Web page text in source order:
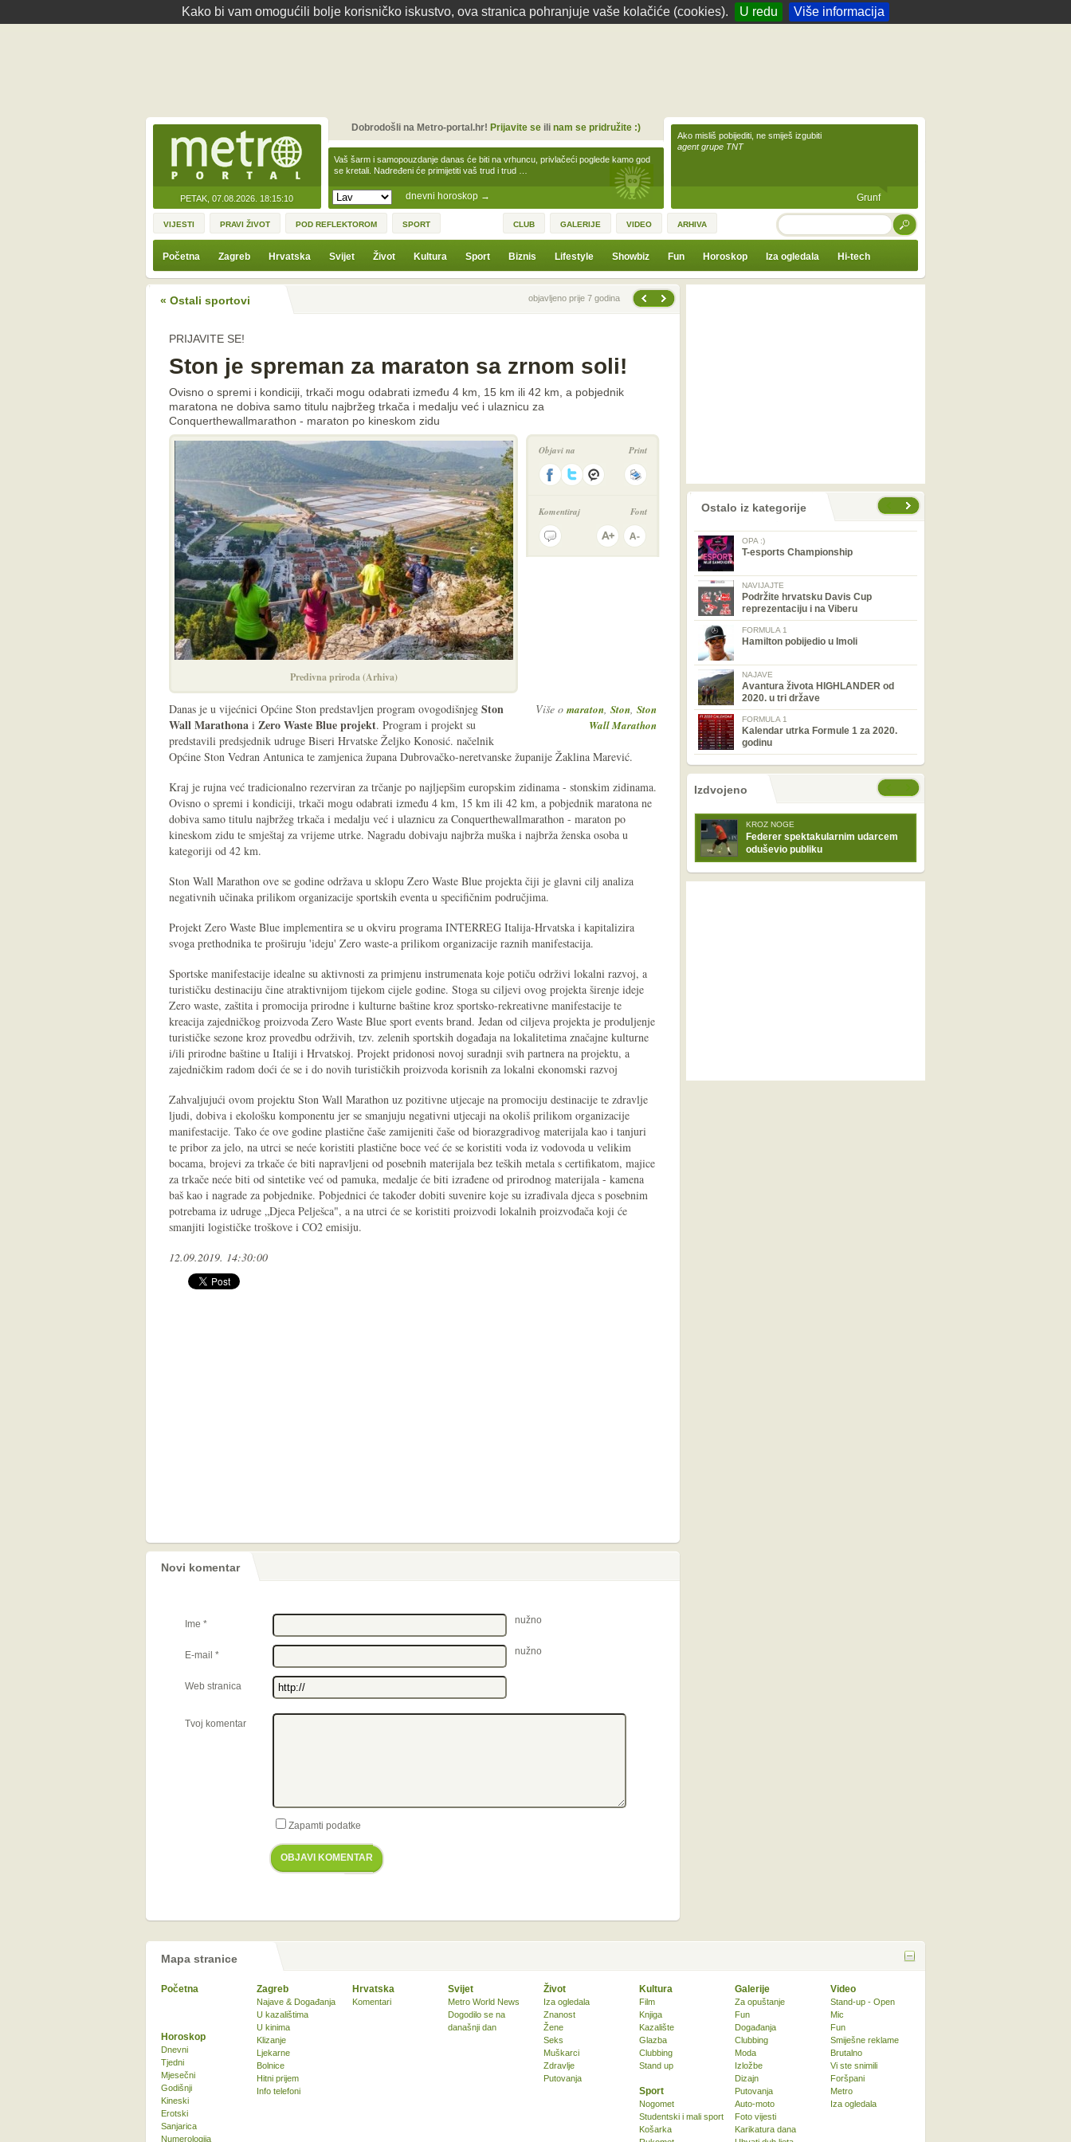
Kako bi vam omogućili bolje korisničko iskustvo, ova stranica pohranjuje vaše kolačiće (cookies). U redu Više informacija
PETAK, 07.08.2026. 18:15:10 dnevni horoskop →
Vaš šarm i samopouzdanje danas će biti na vrhuncu, privlačeći poglede kamo god
se kretali. Nadređeni će primijetiti vaš trud i trud …
Dobrodošli na Metro-portal.hr! Prijavite seili nam se pridružite :)
Ako misliš pobijediti, ne smiješ izgubiti
agent grupe TNT
Grunf
VIJESTI PRAVI ŽIVOT POD REFLEKTOROM SPORT CLUB GALERIJE VIDEO ARHIVA TRAŽI
Početna Zagreb Hrvatska Svijet Život Kultura Sport Biznis Lifestyle Showbiz Fun Horoskop Iza ogledala Hi-tech
« Ostali sportovi objavljeno prije 7 godina
PRIJAVITE SE!
Ston je spreman za maraton sa zrnom soli!
Ovisno o spremi i kondiciji, trkači mogu odabrati između 4 km, 15 km ili 42 km, a pobjednik
maratona ne dobiva samo titulu najbržeg trkača i medalju već i ulaznicu za
Conquerthewallmarathon - maraton po kineskom zidu
Predivna priroda (Arhiva)
Objavi na Print
Komentiraj Font
Više o maraton, Ston, Ston
Wall Marathon
Danas je u vijećnici Općine Ston predstavljen program ovogodišnjeg Ston
Wall Marathona i Zero Waste Blue projekt. Program i projekt su
predstavili predsjednik udruge Biseri Hrvatske Željko Konosić. načelnik
Općine Ston Vedran Antunica te zamjenica župana Dubrovačko-neretvanske županije Žaklina Marević.
Kraj je rujna već tradicionalno rezerviran za trčanje po najljepšim europskim zidinama - stonskim zidinama.
Ovisno o spremi i kondiciji, trkači mogu odabrati između 4 km, 15 km ili 42 km, a pobjednik maratona ne
dobiva samo titulu najbržeg trkača i medalju već i ulaznicu za Conquerthewallmarathon - maraton po
kineskom zidu te smještaj za vrijeme utrke. Nagradu dobivaju najbrža muška i najbrža ženska osoba u
kategoriji od 42 km.
Ston Wall Marathon ove se godine održava u sklopu Zero Waste Blue projekta čiji je glavni cilj analiza
negativnih učinaka prilikom organizacije sportskih eventa u specifičnim područjima.
Projekt Zero Waste Blue implementira se u okviru programa INTERREG Italija-Hrvatska i kapitalizira
svoga prethodnika te proširuju 'ideju' Zero waste-a prilikom organizacije raznih manifestacija.
Sportske manifestacije idealne su aktivnosti za primjenu instrumenata koje potiču održivi lokalni razvoj, a
turističku destinaciju čine atraktivnijom tijekom cijele godine. Stoga su ciljevi ovog projekta širenje ideje
Zero waste, zaštita i promocija prirodne i kulturne baštine kroz sportsko-rekreativne manifestacije te
kreacija zajedničkog proizvoda Zero Waste Blue sport events brand. Jedan od ciljeva projekta je produljenje
turističke sezone kroz provedbu održivih, tzv. zelenih sportskih događaja na lokalitetima značajne kulturne
i/ili prirodne baštine u Italiji i Hrvatskoj. Projekt pridonosi novoj suradnji svih partnera na projektu, a
zajedničkim radom doći će se i do novih turističkih proizvoda korisnih za lokalni ekonomski razvoj
Zahvaljujući ovom projektu Ston Wall Marathon uz pozitivne utjecaje na promociju destinacije te zdravlje
ljudi, dobiva i ekološku komponentu jer se smanjuju negativni utjecaji na okoliš prilikom organizacije
manifestacije. Tako će ove godine plastične čaše zamijeniti čaše od biorazgradivog materijala kao i tanjuri
te pribor za jelo, na utrci se neće koristiti plastične boce već će se koristiti voda iz vodovoda u velikim
bocama, brojevi za trkače će biti napravljeni od posebnih materijala bez teških metala s certifikatom, majice
za trkače neće biti od sintetike već od pamuka, medalje će biti izrađene od prirodnog materijala - kamena
baš kao i nagrade za pobjednike. Pobjednici će također dobiti suvenire koje su izrađivala djeca s posebnim
potrebama iz udruge „Djeca Pelješca", a na utrci će se koristiti proizvodi lokalnih proizvođača koji će
smanjiti logističke troškove i CO2 emisiju.
12.09.2019. 14:30:00
Novi komentar
Ime * nužno
E-mail * nužno
Web stranica
Tvoj komentar
Zapamti podatke
OBJAVI KOMENTAR
Ostalo iz kategorije
OPA :)
T-esports Championship
NAVIJAJTE
Podržite hrvatsku Davis Cup
reprezentaciju i na Viberu
FORMULA 1
Hamilton pobijedio u Imoli
NAJAVE
Avantura života HIGHLANDER od
2020. u tri države
FORMULA 1
Kalendar utrka Formule 1 za 2020.
godinu
nema prethodne stranice
nema sljedeće stranice
Izdvojeno
KROZ NOGE
Federer spektakularnim udarcem
oduševio publiku
Mapa stranice
Početna Zagreb
Najave & Događanja
U kazalištima
U kinima
Klizanje
Ljekarne
Bolnice
Hitni prijem
Info telefoni
Hrvatska
Komentari
Svijet
Metro World News
Dogodilo se na
današnji dan
Život
Iza ogledala
Znanost
Žene
Seks
Muškarci
Zdravlje
Putovanja
Kultura
Film
Knjiga
Kazalište
Glazba
Clubbing
Stand up
Sport
Nogomet
Studentski i mali sport
Košarka
Horoskop
Dnevni
Tjedni
Mjesečni
Godišnji
Kineski
Erotski
Sanjarica
Numerologija
Galerije
Za opuštanje
Fun
Događanja
Clubbing
Moda
Izložbe
Dizajn
Putovanja
Auto-moto
Foto vijesti
Karikatura dana
Video
Stand-up - Open
Mic
Fun
Smiješne reklame
Brutalno
Vi ste snimili
Foršpani
Metro
Iza ogledala